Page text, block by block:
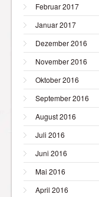
Februar 2017
Januar 2017
Dezember 2016
November 2016
Oktober 2016
September 2016
August 2016
Juli 2016
Juni 2016
Mai 2016
April 2016